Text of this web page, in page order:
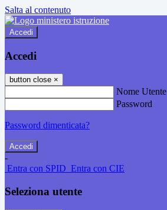
Salta al contenuto
Accedi
Accedi
button close ×
Nome Utente
Password
Password dimenticata?
-
Entra con SPID Entra con CIE
Seleziona utente